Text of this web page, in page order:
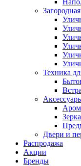
Техника
Двери и
Распродажа
Акции
Бренды